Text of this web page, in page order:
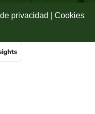
privacidad | Cookies